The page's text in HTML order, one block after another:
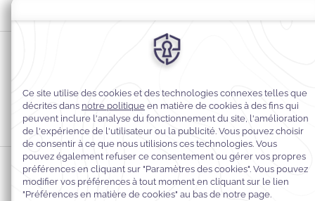
Préférences en matière de cookies
Politique de confidentialité
Accessibilité du Web
Mentions légales
Conditions générales de vente
© 2026Warwick Hotels & Resorts, Tous droits réservés